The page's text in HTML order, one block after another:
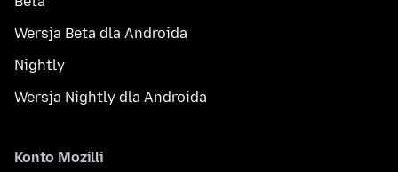
Wersja Beta dla Androida
Nightly
Wersja Nightly dla Androida
Konto Mozilli